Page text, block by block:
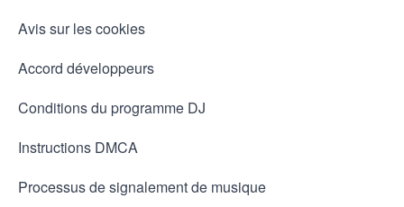
Avis sur les cookies
Accord développeurs
Conditions du programme DJ
Instructions DMCA
Processus de signalement de musique